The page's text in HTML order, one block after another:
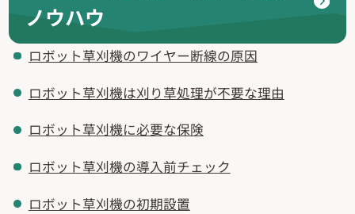
ノウハウ
ロボット草刈機のワイヤー断線の原因
ロボット草刈機は刈り草処理が不要な理由
ロボット草刈機に必要な保険
ロボット草刈機の導入前チェック
ロボット草刈機の初期設置